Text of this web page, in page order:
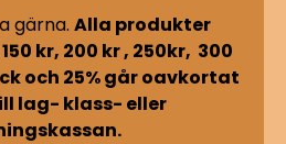
gärna. Alla produkter
kr, 200 kr , 250kr, 300
och 25% går oavkortat
lag- klass- eller